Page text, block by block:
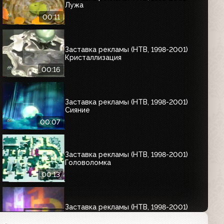
00:11
Лужа
00:16
Заставка рекламы (НТВ, 1998-2001)
Кристаллизация
00:07
Заставка рекламы (НТВ, 1998-2001)
Сияние
00:13
Заставка рекламы (НТВ, 1998-2001)
Головоломка
Заставка рекламы (НТВ, 1998-2001)
Домик